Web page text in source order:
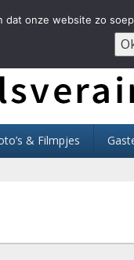
Der
& Filmpjes
dat onze website zo